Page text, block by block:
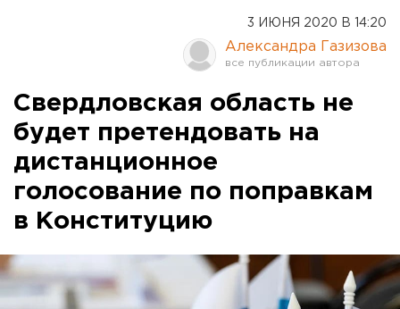
3 ИЮНЯ 2020 В 14:20
Александра Газизова
Свердловская область не
будет претендовать на
дистанционное
голосование по поправкам
в Конституцию